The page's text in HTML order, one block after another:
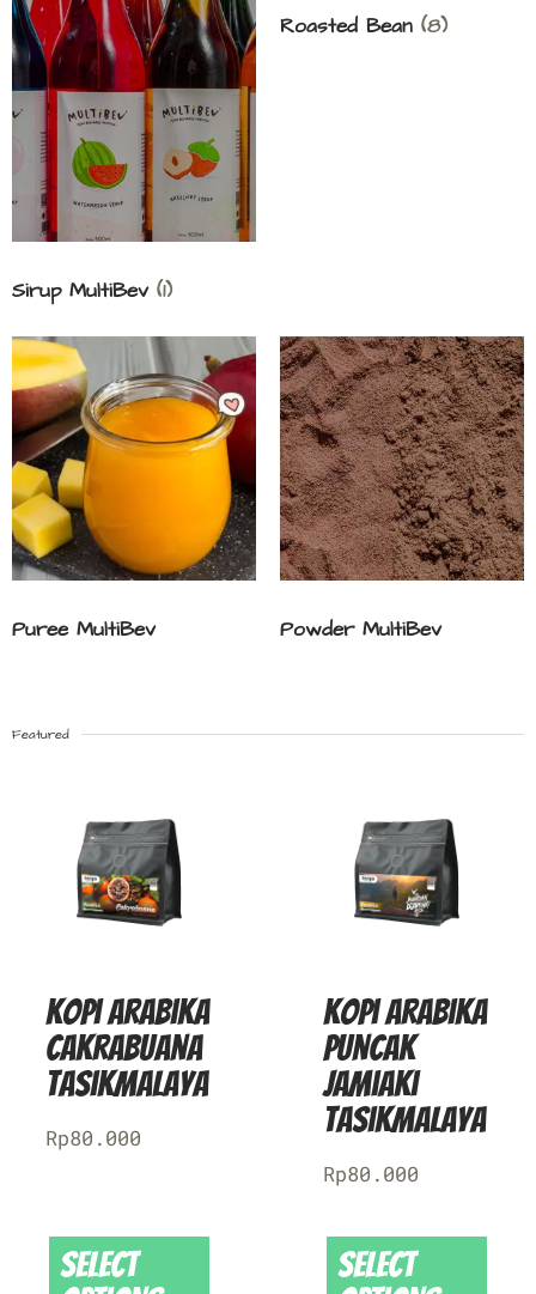
Sirup MultiBev (1)
Roasted Bean (8)
Puree MultiBev Powder MultiBev
Featured
Kopi Arabika
Cakrabuana
Tasikmalaya
Rp80.000
Select
Kopi Arabika
Puncak
Jamiaki
Tasikmalaya
Rp80.000
Select